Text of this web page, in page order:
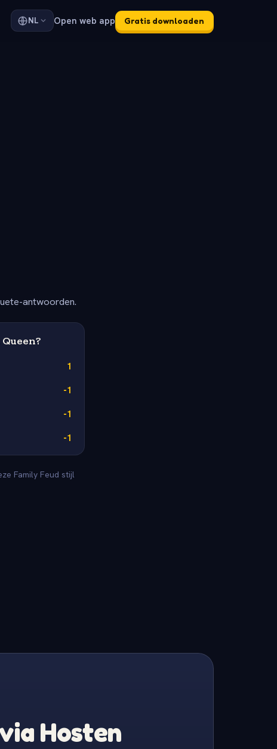
NL Open web app Gratis downloaden
antwoorden.
1
-1
-1
-1
Family Feud stijl
Hosten